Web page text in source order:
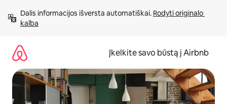
prie
turinio
Dalis informacijos išversta automatiškai. Rodyti originalo
kalba
Įkelkite savo būstą į Airbnb